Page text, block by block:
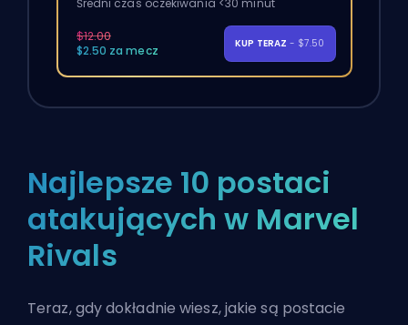
Średni czas oczekiwania <30 minut
$12.00
$2.50 za mecz
KUP TERAZ - $7.50
Najlepsze 10 postaci
atakujących w Marvel
Rivals
Teraz, gdy dokładnie wiesz, jakie są postacie